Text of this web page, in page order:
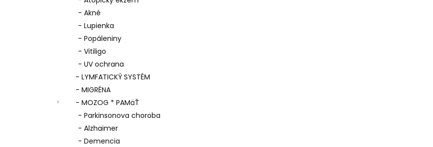
- Akné
- Lupienka
- Popáleniny
- Vitiligo
- UV ochrana
- LYMFATICKÝ SYSTÉM
- MIGRÉNA
- MOZOG * PAMäŤ
- Parkinsonova choroba
- Alzhaimer
- Demencia